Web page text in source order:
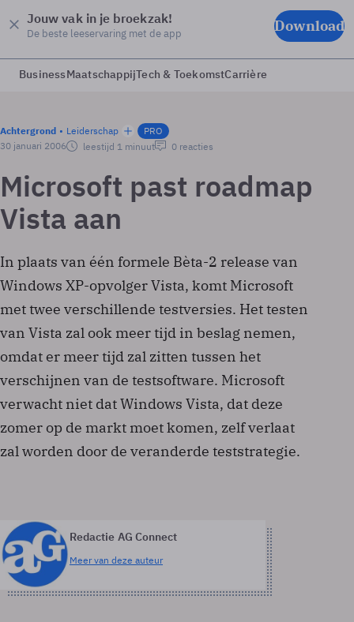
Jouw vak in je broekzak!
De beste leeservaring met de app Download
BusinessMaatschappijTech & ToekomstCarrière
Achtergrond Leiderschap
PRO
30 januari 2006
leestijd 1 minuut 0 reacties
Microsoft past roadmap
Vista aan
In plaats van één formele Bèta-2 release van
Windows XP-opvolger Vista, komt Microsoft
met twee verschillende testversies. Het testen
van Vista zal ook meer tijd in beslag nemen,
omdat er meer tijd zal zitten tussen het
verschijnen van de testsoftware. Microsoft
verwacht niet dat Windows Vista, dat deze
zomer op de markt moet komen, zelf verlaat
zal worden door de veranderde teststrategie.
Redactie AG Connect
Meer van deze auteur